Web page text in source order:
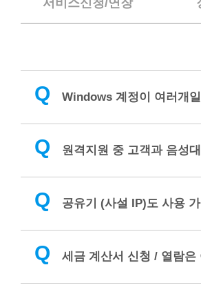
서비스신청/연장
Q Windows 계정이 여러개일 경우에 이지헬프가 실행이 안됩니
Q 원격지원 중 고객과 음성대화나 문자채팅을 하려면 어
Q 공유기 (사설 IP)도 사용 가능
Q 세금 계산서 신청 / 열람은 어디서